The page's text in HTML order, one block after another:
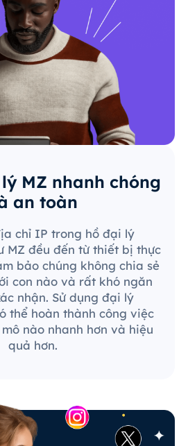
MZ nhanh chóng
an toàn
chỉ IP trong hồ đại lý
MZ đều đến từ thiết bị thực
bảo chúng không chia sẻ
con nào và rất khó ngăn
nhận. Sử dụng đại lý
thể hoàn thành công việc
nào nhanh hơn và hiệu
quả hơn.